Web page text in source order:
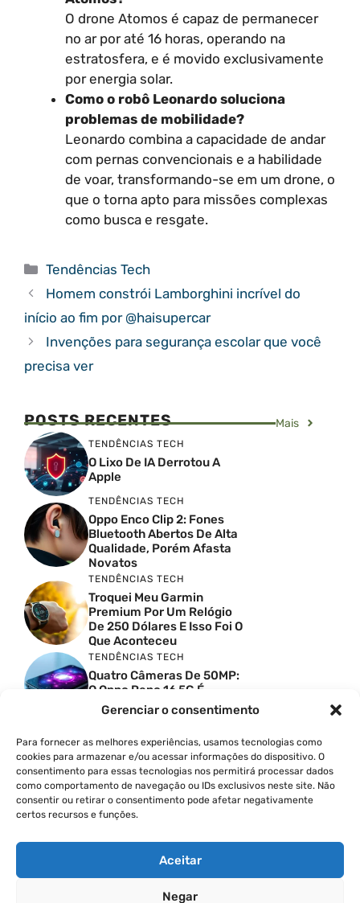
Gerenciar o consentimento
Para fornecer as melhores experiências, usamos tecnologias como
cookies para armazenar e/ou acessar informações do dispositivo. O
consentimento para essas tecnologias nos permitirá processar dados
como comportamento de navegação ou IDs exclusivos neste site. Não
consentir ou retirar o consentimento pode afetar negativamente
certos recursos e funções.
Aceitar
Negar
O drone Atomos é capaz de permanecer
no ar por até 16 horas, operando na
estratosfera, e é movido exclusivamente
por energia solar.
Como o robô Leonardo soluciona
problemas de mobilidade?
Leonardo combina a capacidade de andar
com pernas convencionais e a habilidade
de voar, transformando-se em um drone, o
que o torna apto para missões complexas
como busca e resgate.
Categorias
Tendências Tech
Homem constrói Lamborghini incrível do
início ao fim por @haisupercar
Invenções para segurança escolar que você
precisa ver
POSTS RECENTES Mais
TENDÊNCIAS TECH
O Lixo De IA Derrotou A
Apple
TENDÊNCIAS TECH
Oppo Enco Clip 2: Fones
Bluetooth Abertos De Alta
Qualidade, Porém Afasta
Novatos
TENDÊNCIAS TECH
Troquei Meu Garmin
Premium Por Um Relógio
De 250 Dólares E Isso Foi O
Que Aconteceu
TENDÊNCIAS TECH
Quatro Câmeras De 50MP:
O Oppo Reno 16 5G É
Absurdo
Comparativo De
Especificações Entre O
Vivo X300 Ultra E O
Samsung Galaxy S26 Ultra
PRODUTIVIDADE DIGITAL
Como Criar Carrossel No
Instagram